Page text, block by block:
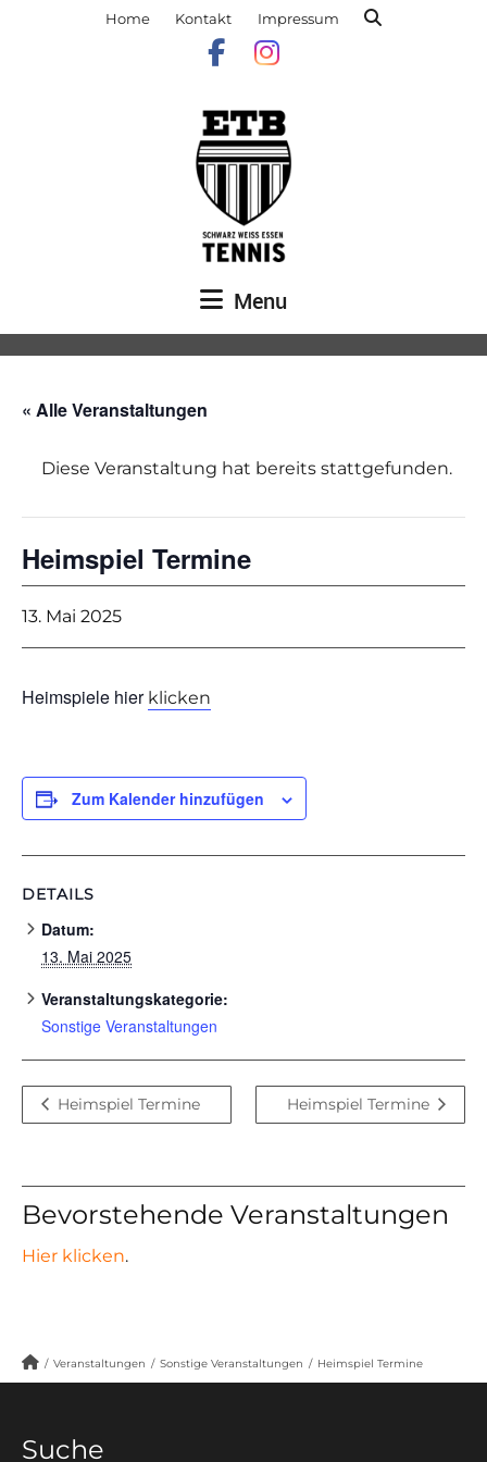
Home Kontakt Impressum
Menu
« Alle Veranstaltungen
Diese Veranstaltung hat bereits stattgefunden.
Heimspiel Termine
13. Mai 2025
Heimspiele hier klicken
Zum Kalender hinzufügen
DETAILS
Datum:
13. Mai 2025
Veranstaltungskategorie:
Sonstige Veranstaltungen
Heimspiel Termine Heimspiel Termine
Bevorstehende Veranstaltungen
Hier klicken.
/ Veranstaltungen / Sonstige Veranstaltungen / Heimspiel Termine
Suche